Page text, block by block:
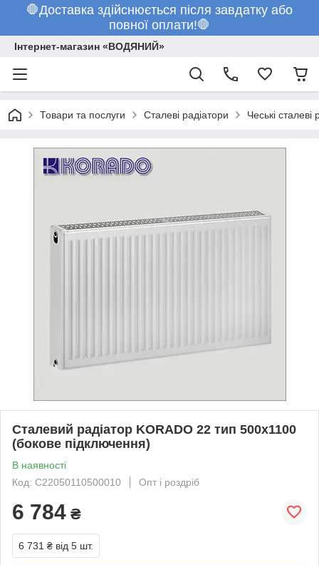
🛑Доставка здійснюється після завдатку або
повної оплати!🛑
Інтернет-магазин «ВОДЯНИЙ»
Товари та послуги Сталеві радіатори Чеські
Сталевий радіатор KORADO 22 тип 500х1100
(бокове підключення)
В наявності
Код: C22050110500010
Опт і роздріб
6 784 ₴
6 731 ₴ від 5 шт.